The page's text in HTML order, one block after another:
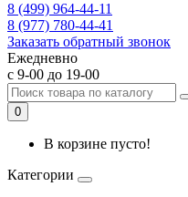
8 (499) 964-44-11
8 (977) 780-44-41
Заказать обратный звонок
Ежедневно
с 9-00 до 19-00
0
В корзине пусто!
Категории